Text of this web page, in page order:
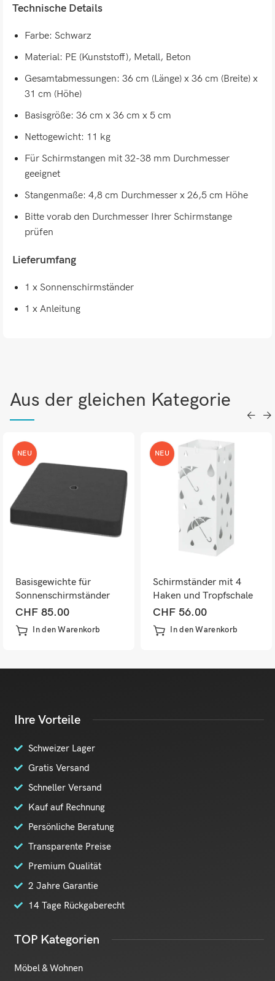
Technische Details
Farbe: Schwarz
Material: PE (Kunststoff), Metall, Beton
Gesamtabmessungen: 36 cm (Länge) x 36 cm (Breite) x
31 cm (Höhe)
Basisgröße: 36 cm x 36 cm x 5 cm
Nettogewicht: 11 kg
Für Schirmstangen mit 32-38 mm Durchmesser
geeignet
Stangenmaße: 4,8 cm Durchmesser x 26,5 cm Höhe
Bitte vorab den Durchmesser Ihrer Schirmstange
prüfen
Lieferumfang
1 x Sonnenschirmständer
1 x Anleitung
Aus der gleichen Kategorie
NEU
Basisgewichte für
Sonnenschirmständer
befüllbar wasserdicht
schwarz
CHF 85.00
In den Warenkorb
NEU
Schirmständer mit 4
Haken und Tropfschale
aus Stahl weiss
CHF 56.00
In den Warenkorb
Ihre Vorteile
Schweizer Lager
Gratis Versand
Schneller Versand
Kauf auf Rechnung
Persönliche Beratung
Transparente Preise
Premium Qualität
2 Jahre Garantie
14 Tage Rückgaberecht
TOP Kategorien
Möbel & Wohnen